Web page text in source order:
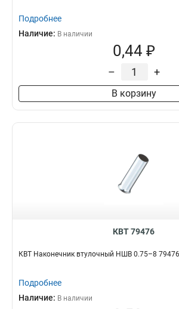
Подробнее
Наличие: В наличии
0,44 ₽
– +
В корзину
КВТ 79476
КВТ Наконечник втулочный НШВ 0.75–8 79476
Подробнее
Наличие: В наличии